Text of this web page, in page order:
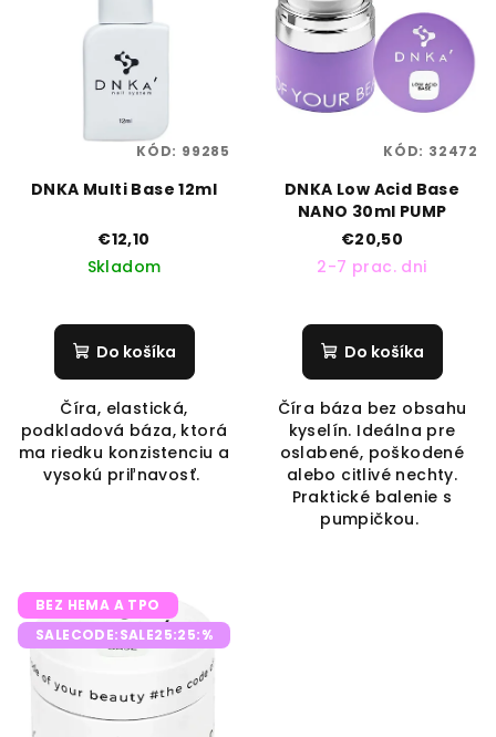
DNKA Multi Base 12ml
€12,10
Skladom
Do košíka
Číra, elastická,
podkladová báza, ktorá
ma riedku konzistenciu a
vysokú priľnavosť.
KÓD: 99285
DNKA Low Acid Base
NANO 30ml PUMP
€20,50
2-7 prac. dni
Do košíka
Číra báza bez obsahu
kyselín. Ideálna pre
oslabené, poškodené
alebo citlivé nechty.
Praktické balenie s
pumpičkou.
KÓD: 32472
BEZ HEMA A TPO
SALECODE:SALE25:25:%